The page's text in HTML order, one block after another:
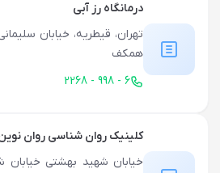
درمانگاه رز آبی
همکف
2268 - 998 - 6
کلینیک روان شناسی روان
خیابان شهید بهشتی خیابان